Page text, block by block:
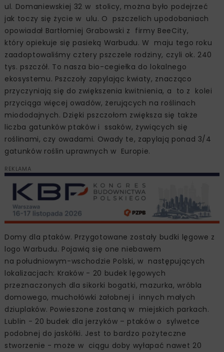
ul. Domaniewskiej 32 w stolicy, można było podejrzeć
jak toczy się życie w ulu. O pszczelich upodobaniach
opowiadał Bartłomiej Grabowski z firmy BeeCity,
który opiekuje się pasieką Warbudu. W maju tego roku
zaadoptowaliśmy cztery pszczele rodziny, czyli ok. 240
tys. pszczół. To nasza bio-cegiełka do lokalnego
ekosystemu. Pszczoły zapylając kwiaty, znacząco
przyczyniają się do zwiększenia kwitnienia, a to z kolei
przyciąga więcej owadów, żerujących na roślinach
miododajnych. Dzięki pszczołom zwiększa się także
liczba gatunków ptaków i ssaków, żywiących się
roślinami, czy owadami. Owady te, zapylają ponad 3/4
gatunków roślin uprawnych w Europie.
REKLAMA
Domy dla ptaków. Przygotowane zostały budki lęgowe z
logo Warbudu. Pojawią się one niebawem
na południowym-wschodzie Polski, w następujących
lokalizacjach: Kraków - 20 budek lęgowych
przeznaczonych dla sikorki bogatki, mazurka, wróbla
domowego, muchołówki żałobnej i innych małych
dziuplaków. Powieszone zostaną w miejskich parkach.
Lublin - 20 budek dla jerzyków – ptaków o sylwetce
podobnej do jaskółki. Jest to bardzo pożyteczne
stworzenie - może w ciągu doby wyłapać nawet 20